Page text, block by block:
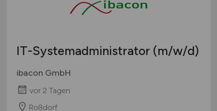
IT-Systemadministrator (m/w/d)
ibacon GmbH
vor 2 Tagen
Roßdorf